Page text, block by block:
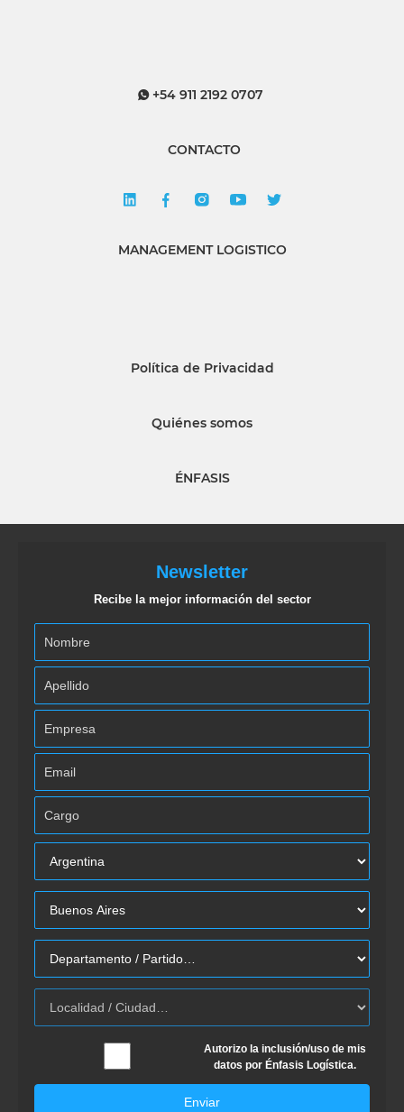
+54 911 2192 0707
CONTACTO
MANAGEMENT LOGISTICO
Política de Privacidad
Quiénes somos
ÉNFASIS
Newsletter
Recibe la mejor información del sector
Autorizo la inclusión/uso de mis
datos por Énfasis Logística.
Enviar